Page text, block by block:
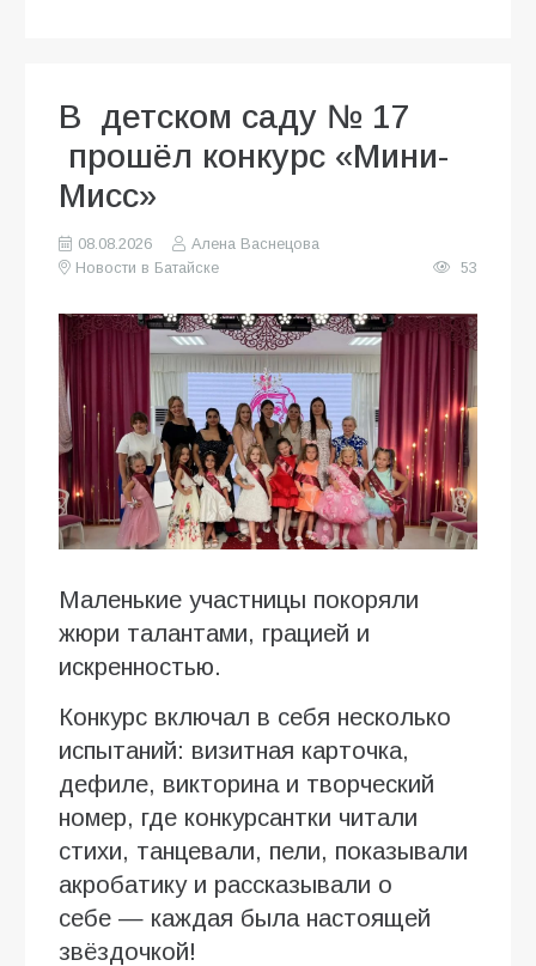
В детском саду № 17
прошёл конкурс «Мини-
Мисс»
08.08.2026
Алена Васнецова
Новости в Батайске
53
Маленькие участницы покоряли
жюри талантами, грацией и
искренностью.
Конкурс включал в себя несколько
испытаний: визитная карточка,
дефиле, викторина и творческий
номер, где конкурсантки читали
стихи, танцевали, пели, показывали
акробатику и рассказывали о
себе — каждая была настоящей
звёздочкой!